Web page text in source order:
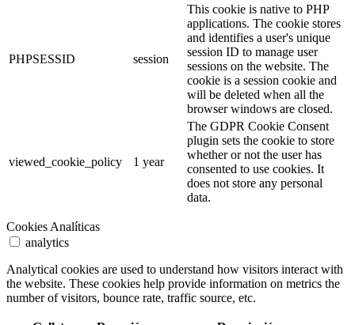
PHPSESSID session
This cookie is native to PHP
applications. The cookie stores
and identifies a user's unique
session ID to manage user
sessions on the website. The
cookie is a session cookie and
will be deleted when all the
browser windows are closed.
viewed_cookie_policy 1 year
The GDPR Cookie Consent
plugin sets the cookie to store
whether or not the user has
consented to use cookies. It
does not store any personal
data.
Cookies Analíticas
analytics
Analytical cookies are used to understand how visitors interact with
the website. These cookies help provide information on metrics the
number of visitors, bounce rate, traffic source, etc.